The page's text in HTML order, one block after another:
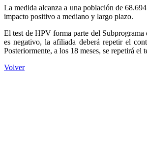
La medida alcanza a una población de
impacto positivo a mediano y largo plazo.
El test de HPV forma parte del
es negativo, la afiliada deberá repetir el
Posteriormente, a los 18 meses, se repetirá
Volver